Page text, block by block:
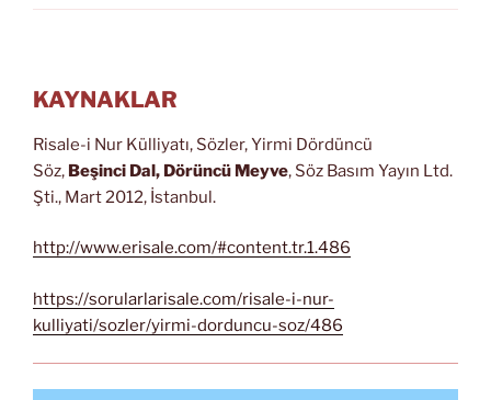
KAYNAKLAR
Risale-i Nur Külliyatı, Sözler, Yirmi Dördüncü
Söz, Beşinci Dal, Dörüncü Meyve, Söz Basım Yayın Ltd.
Şti., Mart 2012, İstanbul.
http://www.erisale.com/#content.tr.1.486
https://sorularlarisale.com/risale-i-nur-
kulliyati/sozler/yirmi-dorduncu-soz/486